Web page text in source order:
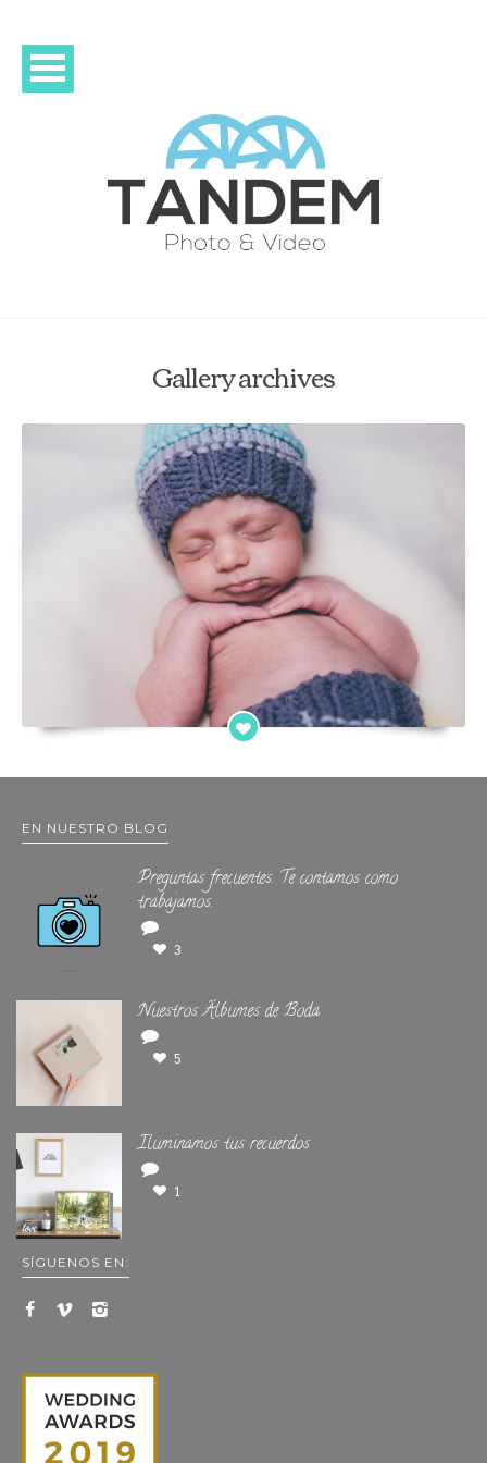
Gallery archives
EN NUESTRO BLOG
Preguntas frecuentes. Te contamos como
trabajamos.
3
Nuestros Álbumes de Boda
5
Iluminamos tus recuerdos
1
SÍGUENOS EN: